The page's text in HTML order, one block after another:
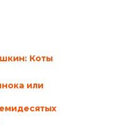
Коты
или